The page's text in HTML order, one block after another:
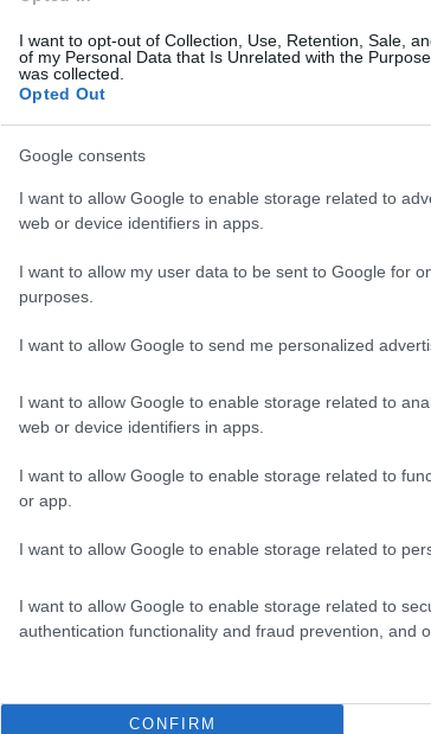
I want to opt-out of Collection, Use, Retention, Sale,
of my Personal Data that Is Unrelated with the
was collected.
Opted Out
Google consents
I want to allow Google to enable storage related to
web or device identifiers in apps.
I want to allow my user data to be sent to Google for
purposes.
I want to allow Google to send me personalized
I want to allow Google to enable storage related to
web or device identifiers in apps.
I want to allow Google to enable storage related to
or app.
I want to allow Google to enable storage related to
I want to allow Google to enable storage related to
authentication functionality and fraud prevention, and
CONFIRM